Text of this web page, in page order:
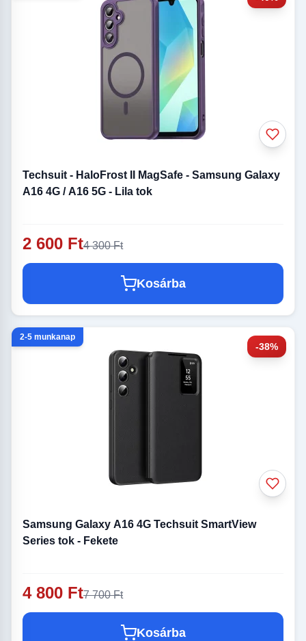
Techsuit - HaloFrost II MagSafe - Samsung Galaxy
A16 4G / A16 5G - Lila tok
2 600 Ft4 300 Ft
Kosárba
-38%
2-5 munkanap
Samsung Galaxy A16 4G Techsuit SmartView
Series tok - Fekete
4 800 Ft7 700 Ft
Kosárba